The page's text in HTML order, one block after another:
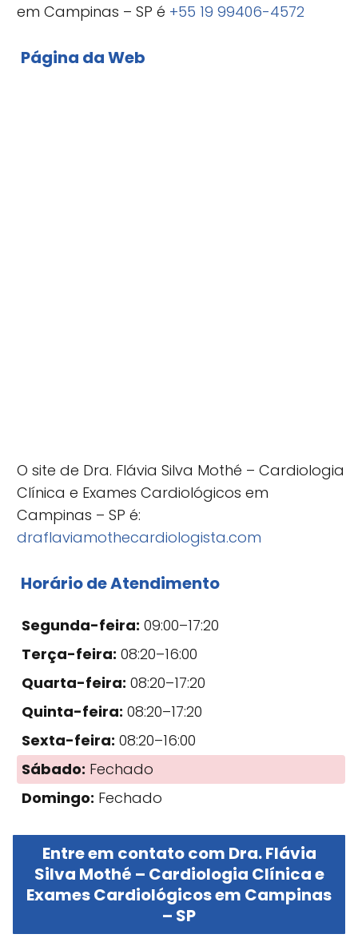
em Campinas – SP é +55 19 99406-4572
Página da Web
O site de Dra. Flávia Silva Mothé – Cardiologia
Clínica e Exames Cardiológicos em
Campinas – SP é:
draflaviamothecardiologista.com
Horário de Atendimento
Segunda-feira: 09:00–17:20
Terça-feira: 08:20–16:00
Quarta-feira: 08:20–17:20
Quinta-feira: 08:20–17:20
Sexta-feira: 08:20–16:00
Sábado: Fechado
Domingo: Fechado
Entre em contato com Dra. Flávia
Silva Mothé – Cardiologia Clínica e
Exames Cardiológicos em Campinas
– SP